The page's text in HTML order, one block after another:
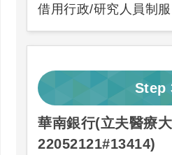
借用行政/研究人員制服
Step
華南銀行(立夫醫療
22052121#13414)